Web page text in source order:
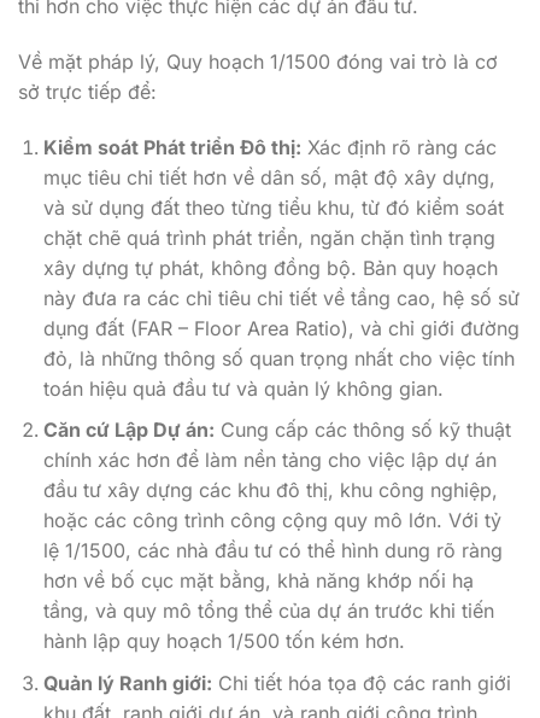
thi hơn cho việc thực hiện các dự án đầu tư.
Về mặt pháp lý, Quy hoạch 1/1500 đóng vai trò là cơ
sở trực tiếp để:
Kiểm soát Phát triển Đô thị: Xác định rõ ràng các
mục tiêu chi tiết hơn về dân số, mật độ xây dựng,
và sử dụng đất theo từng tiểu khu, từ đó kiểm soát
chặt chẽ quá trình phát triển, ngăn chặn tình trạng
xây dựng tự phát, không đồng bộ. Bản quy hoạch
này đưa ra các chỉ tiêu chi tiết về tầng cao, hệ số sử
dụng đất (FAR – Floor Area Ratio), và chỉ giới đường
đỏ, là những thông số quan trọng nhất cho việc tính
toán hiệu quả đầu tư và quản lý không gian.
Căn cứ Lập Dự án: Cung cấp các thông số kỹ thuật
chính xác hơn để làm nền tảng cho việc lập dự án
đầu tư xây dựng các khu đô thị, khu công nghiệp,
hoặc các công trình công cộng quy mô lớn. Với tỷ
lệ 1/1500, các nhà đầu tư có thể hình dung rõ ràng
hơn về bố cục mặt bằng, khả năng khớp nối hạ
tầng, và quy mô tổng thể của dự án trước khi tiến
hành lập quy hoạch 1/500 tốn kém hơn.
Quản lý Ranh giới: Chi tiết hóa tọa độ các ranh giới
khu đất, ranh giới dự án, và ranh giới công trình